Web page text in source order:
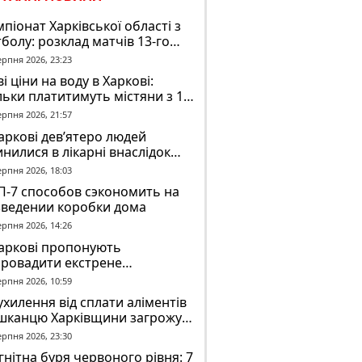
Харківської області з
розклад матчів 13-го
на 8 серпня
2026, 23:23
ціни на воду в Харкові:
платитимуть містяни з 1
2026, 21:57
дев’ятеро людей
в лікарні внаслідок
з автобусом
2026, 18:03
7 способов сэкономить на
коробки дома
2026, 14:26
пропонують
екстрене
в трамваях і
2026, 10:59
від сплати аліментів
Харківщини загрожує
років обмеження волі
2026, 23:30
буря червоного рівня: 7